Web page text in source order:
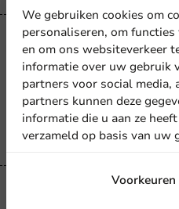
Bakjes & Schalen
Lid Salad
300 st/ds.
300 stuks
€ 20,30
We gebruiken cookies om
personaliseren, om
en om ons websiteverkeer
informatie over uw gebruik
partners voor social media,
partners kunnen deze
informatie die u aan ze
verzameld op basis van uw
Meld je